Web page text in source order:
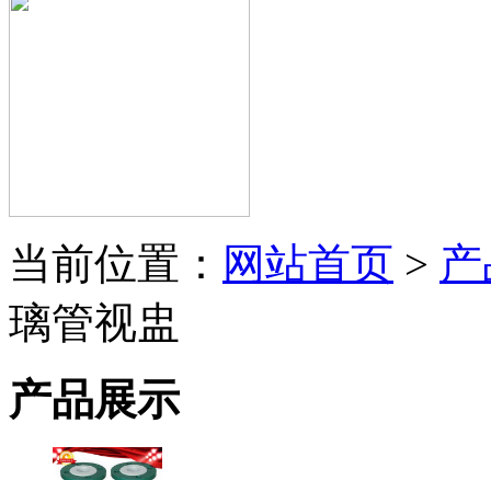
当前位置： 网站首页 >
璃管视盅
产品展示